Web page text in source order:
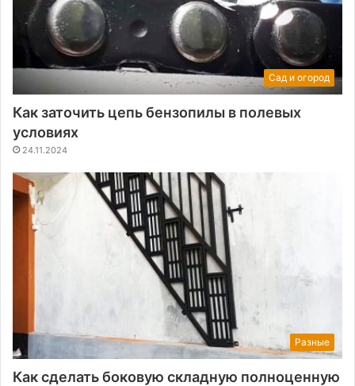
Сад и огород
Как заточить цепь бензопилы в полевых
условиях
24.11.2024
Разные
Как сделать боковую складную полноценную